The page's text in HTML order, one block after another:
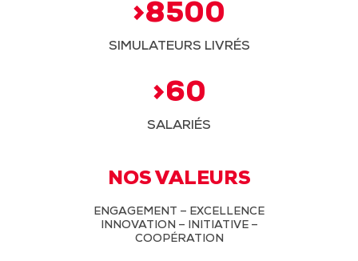
>8500
SIMULATEURS LIVRÉS
>60
SALARIÉS
NOS VALEURS
ENGAGEMENT – EXCELLENCE
INNOVATION – INITIATIVE –
COOPÉRATION